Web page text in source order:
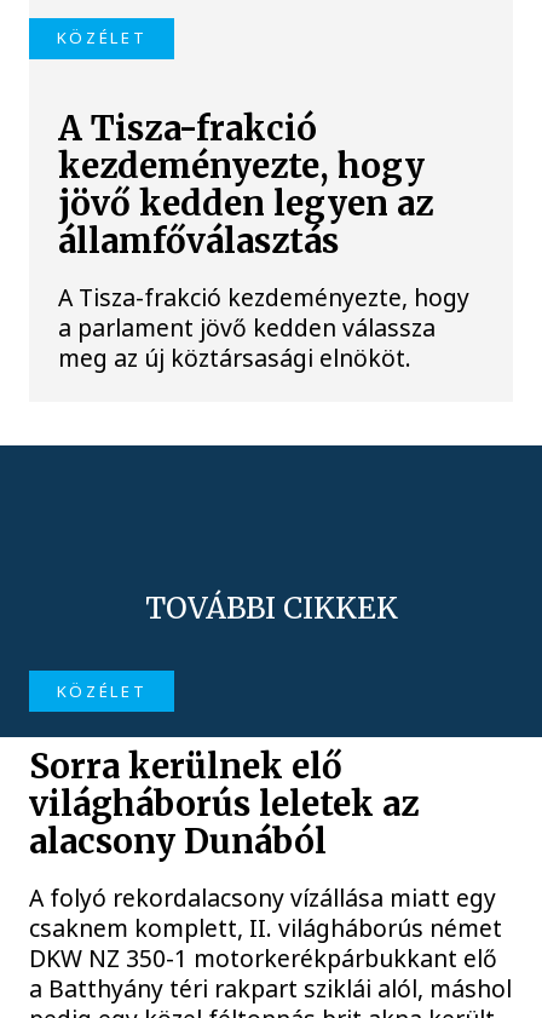
KÖZÉLET
A Tisza-frakció
kezdeményezte, hogy
jövő kedden legyen az
államfőválasztás
A Tisza-frakció kezdeményezte, hogy
a parlament jövő kedden válassza
meg az új köztársasági elnököt.
TOVÁBBI CIKKEK
KÖZÉLET
Sorra kerülnek elő
világháborús leletek az
alacsony Dunából
A folyó rekordalacsony vízállása miatt egy
csaknem komplett, II. világháborús német
DKW NZ 350-1 motorkerékpárbukkant elő
a Batthyány téri rakpart sziklái alól, máshol